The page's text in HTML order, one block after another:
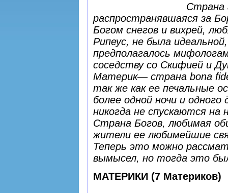
Страна
распространявшаяся за
Богом снегов и вихрей,
Рипеус, не была
предполагалось
соседству со Скифией и
Материк— страна bona
так же как ее печальные
более одной ночи и
никогда не спускаются на
Страна Богов, любимая
жители ее любимейшие
Теперь это можно
вымысел, но тогда это
МАТЕРИКИ (7 Материков)